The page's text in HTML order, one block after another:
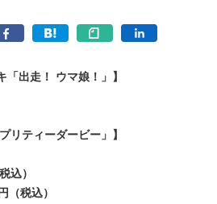
「出走！ ウマ娘！」】
リティーダービー」】
込）
（税込）